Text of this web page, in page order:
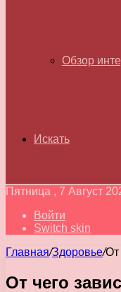
Обзор
Искать
Пятница , 7 Август
Войти
Switch skin
Главная/Здоровье/От
От чего